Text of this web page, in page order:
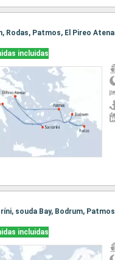
incluidas
souda Bay, Bodrum, Patmos
incluidas